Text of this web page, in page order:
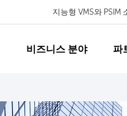
지능형 VMS와 PSIM
비즈니스 분야 파